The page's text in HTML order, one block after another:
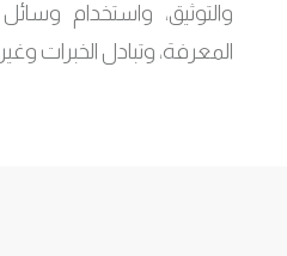
والتوثيق، واستخدام
المعرفة، وتبادل الخبرات